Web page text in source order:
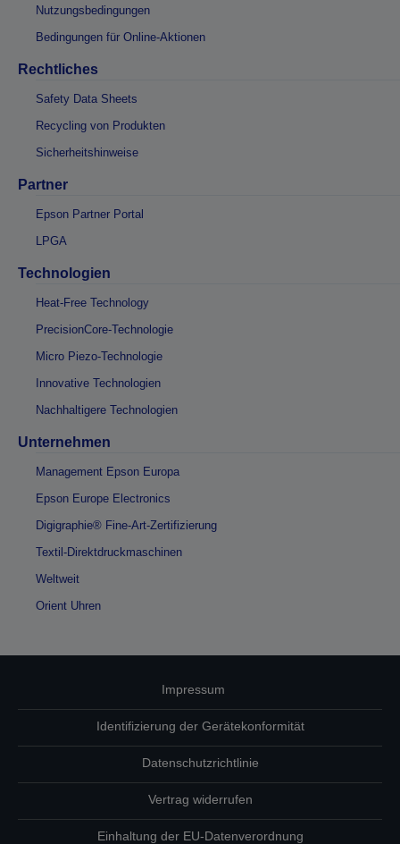
Nutzungsbedingungen
Bedingungen für Online-Aktionen
Rechtliches
Safety Data Sheets
Recycling von Produkten
Sicherheitshinweise
Partner
Epson Partner Portal
LPGA
Technologien
Heat-Free Technology
PrecisionCore-Technologie
Micro Piezo-Technologie
Innovative Technologien
Nachhaltigere Technologien
Unternehmen
Management Epson Europa
Epson Europe Electronics
Digigraphie® Fine-Art-Zertifizierung
Textil-Direktdruckmaschinen
Weltweit
Orient Uhren
Impressum
Identifizierung der Gerätekonformität
Datenschutzrichtlinie
Vertrag widerrufen
Einhaltung der EU-Datenverordnung